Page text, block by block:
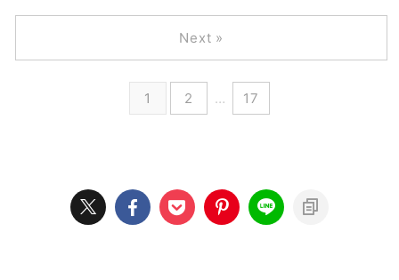
きるはずです。 この記事では、
は劇的に変化します。 彼らにと
ってハイラックスは、単なる移
の問題ではないでしょうか。購
いて正しく理解しておくことが
は、輸入車特有のコスト構造に
関する基礎知識に加え、BMW
きな注目を集めています。「日
本発売はあるのか」「価格はい
15年ぶりの刷新で手に入れたハ
事 新型4ランナーの日本国内で
の発売可能性と予想される価格
1 2 … 17
Next »